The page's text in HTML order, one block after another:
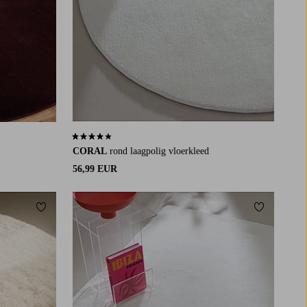
CORAL rond laagpolig vloerkleed
56,99 EUR
4,2 op basis van 25 beoordelingen
Toevoegen aan favorieten Toevoegen
170X240 200X300240X350